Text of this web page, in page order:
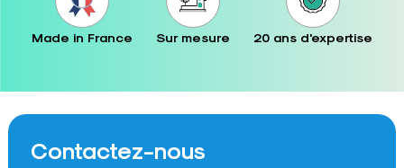
Made in France Sur mesure 20 ans d'expertise
Contactez-nous